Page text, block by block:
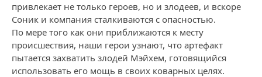
привлекает не только героев, но и злодеев, и вскоре
Соник и компания сталкиваются с опасностью.
По мере того как они приближаются к месту
происшествия, наши герои узнают, что артефакт
пытается захватить злодей Мэйхем, готовящийся
использовать его мощь в своих коварных целях.